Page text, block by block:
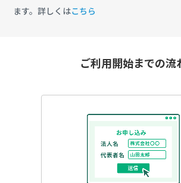
ます。詳しくはこちら
ご利用開始までの流